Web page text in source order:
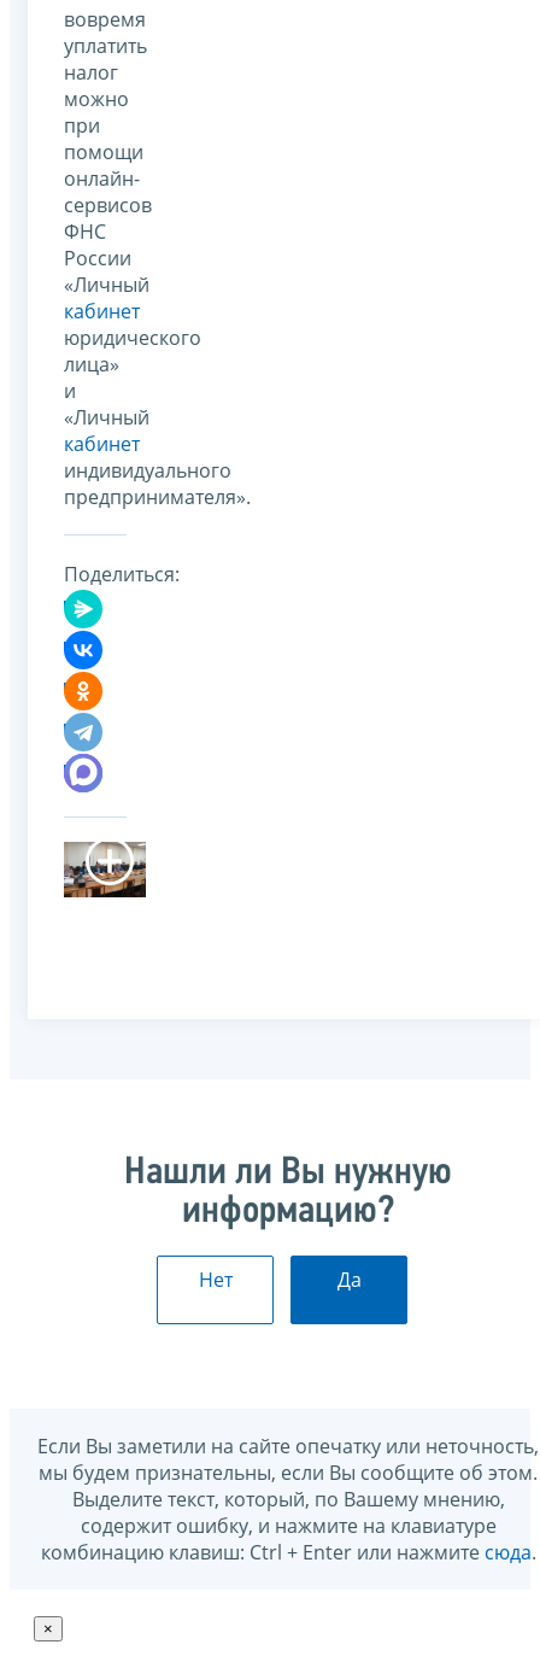
вовремя
уплатить
налог
можно
при
помощи
онлайн-
сервисов
ФНС
России
«Личный
кабинет
юридического
лица»
и
«Личный
кабинет
индивидуального
предпринимателя».
Поделиться:
Нашли ли Вы нужную
информацию?
Нет Да
Если Вы заметили на сайте опечатку или неточность,
мы будем признательны, если Вы сообщите об этом.
Выделите текст, который, по Вашему мнению,
содержит ошибку, и нажмите на клавиатуре
комбинацию клавиш: Ctrl + Enter или нажмите сюда.
×